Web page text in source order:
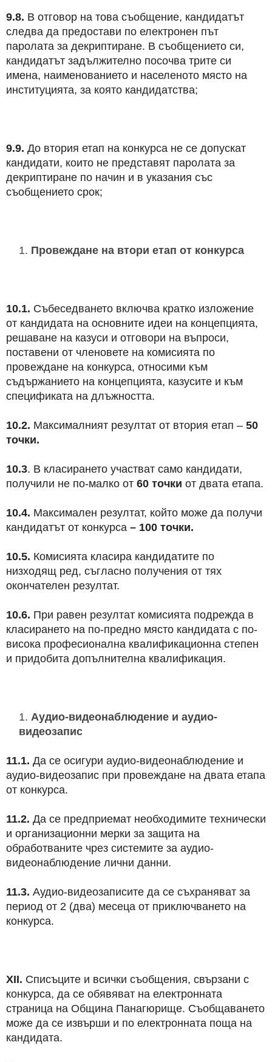
9.8. В отговор на това съобщение, кандидатът
следва да предостави по електронен път
паролата за декриптиране. В съобщението си,
кандидатът задължително посочва трите си
имена, наименованието и населеното място на
институцията, за която кандидатства;
9.9. До втория етап на конкурса не се допускат
кандидати, които не представят паролата за
декриптиране по начин и в указания със
съобщението срок;
Провеждане на втори етап от конкурса
10.1. Събеседването включва кратко изложение
от кандидата на основните идеи на концепцията,
решаване на казуси и отговори на въпроси,
поставени от членовете на комисията по
провеждане на конкурса, относими към
съдържанието на концепцията, казусите и към
спецификата на длъжността.
10.2. Максималният резултат от втория етап – 50
точки.
10.3. В класирането участват само кандидати,
получили не по-малко от 60 точки от двата етапа.
10.4. Максимален резултат, който може да получи
кандидатът от конкурса – 100 точки.
10.5. Комисията класира кандидатите по
низходящ ред, съгласно получения от тях
окончателен резултат.
10.6. При равен резултат комисията подрежда в
класирането на по-предно място кандидата с по-
висока професионална квалификационна степен
и придобита допълнителна квалификация.
Аудио-видеонаблюдение и аудио-
видеозапис
11.1. Да се осигури аудио-видеонаблюдение и
аудио-видеозапис при провеждане на двата етапа
от конкурса.
11.2. Да се предприемат необходимите технически
и организационни мерки за защита на
обработваните чрез системите за аудио-
видеонаблюдение лични данни.
11.3. Аудио-видеозаписите да се съхраняват за
период от 2 (два) месеца от приключването на
конкурса.
XІI. Списъците и всички съобщения, свързани с
конкурса, да се обявяват на електронната
страница на Община Панагюрище. Съобщаването
може да се извърши и по електронната поща на
кандидата.